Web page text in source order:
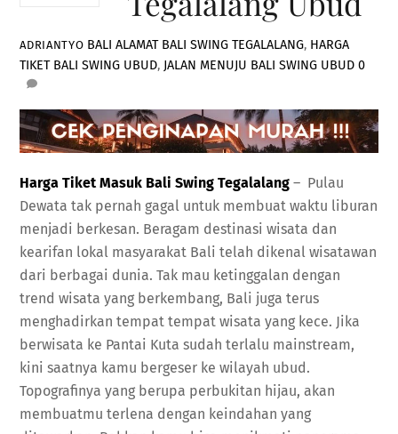
ADRIANTYO BALI ALAMAT BALI SWING TEGALALANG, HARGA
TIKET BALI SWING UBUD, JALAN MENUJU BALI SWING UBUD 0
Harga Tiket Masuk Bali Swing Tegalalang – Pulau
Dewata tak pernah gagal untuk membuat waktu liburan
menjadi berkesan. Beragam destinasi wisata dan
kearifan lokal masyarakat Bali telah dikenal wisatawan
dari berbagai dunia. Tak mau ketinggalan dengan
trend wisata yang berkembang, Bali juga terus
menghadirkan tempat tempat wisata yang kece. Jika
berwisata ke Pantai Kuta sudah terlalu mainstream,
kini saatnya kamu bergeser ke wilayah ubud.
Topografinya yang berupa perbukitan hijau, akan
membuatmu terlena dengan keindahan yang